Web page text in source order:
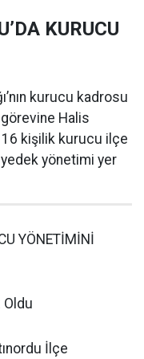
KURUCU
kurucu kadrosu
Halis
kişilik kurucu ilçe
yönetimi yer
YÖNETİMİNİ
Oldu
İlçe